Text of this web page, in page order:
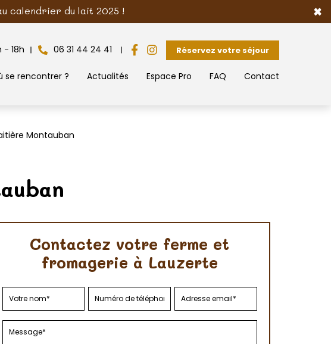
calendrier du lait 2025 ! ×
- 18h 06 31 44 24 41 Réservez votre séjour
se rencontrer ? Actualités Espace Pro FAQ Contact
Montauban
Contactez votre ferme et
fromagerie à Lauzerte